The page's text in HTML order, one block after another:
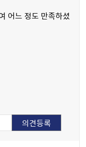
어느 정도 만족하셨